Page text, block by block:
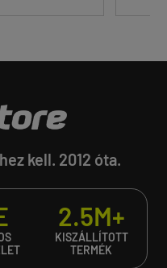
kell. 2012 óta.
2.5M+
KISZÁLLÍTOTT
TERMÉK